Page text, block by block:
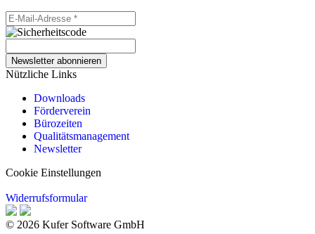
Newsletter abonnieren
Nützliche Links
Downloads
Förderverein
Bürozeiten
Qualitätsmanagement
Newsletter
Cookie Einstellungen
Widerrufsformular
© 2026 Kufer Software GmbH